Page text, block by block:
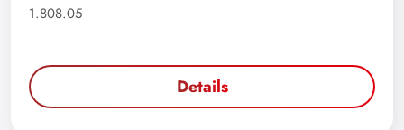
1.808.05
Details